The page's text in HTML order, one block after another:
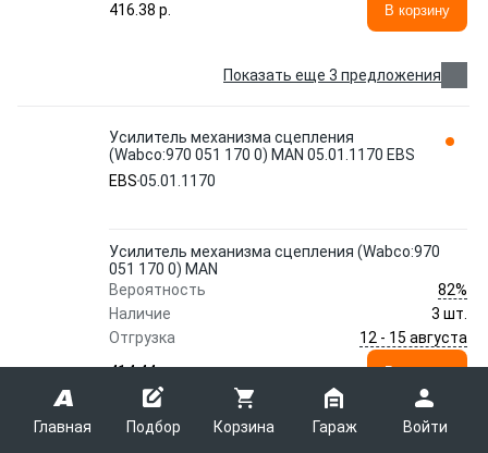
Главная Подбор Корзина Гараж Войти
416.38 p.
В корзину
Показать еще 3 предложения
Усилитель механизма сцепления
(Wabco:970 051 170 0) MAN 05.01.1170 EBS
EBS05.01.1170
Усилитель механизма сцепления (Wabco:970
051 170 0) MAN
Вероятность
82%
Наличие
3 шт.
Отгрузка
12 - 15 августа
414.44 p.
В корзину
Усилитель механизма сцепления (Wabco:970